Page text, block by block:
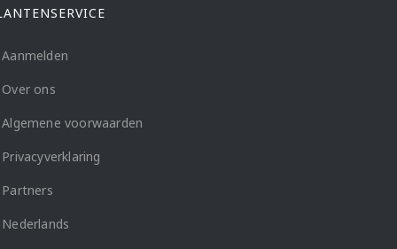
Aanmelden
Over ons
Algemene voorwaarden
Privacyverklaring
Partners
Nederlands